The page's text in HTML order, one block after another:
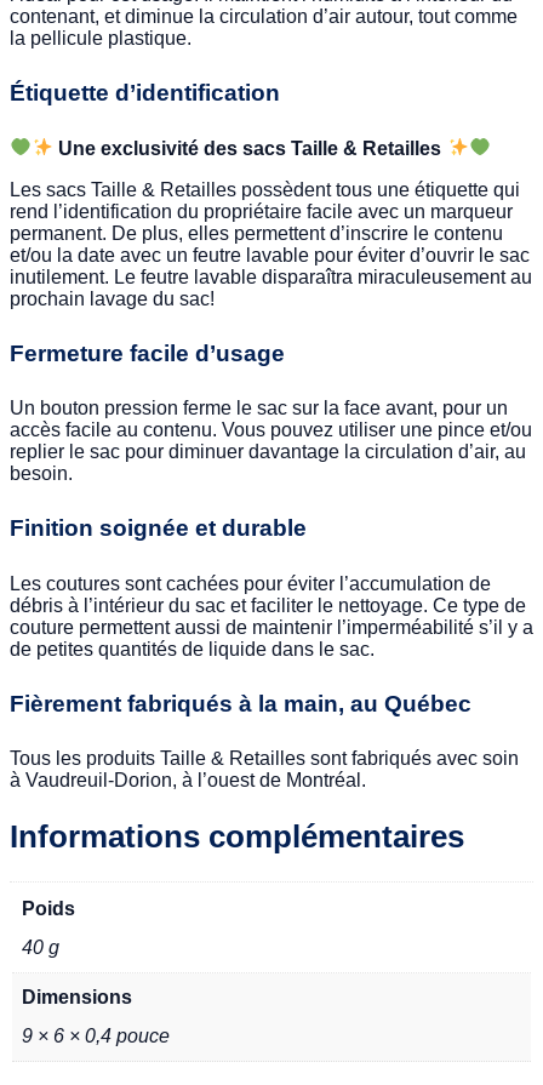
contenant, et diminue la circulation d’air autour, tout comme
la pellicule plastique.
Étiquette d’identification
Une exclusivité des sacs Taille & Retailles
Les sacs Taille & Retailles possèdent tous une étiquette qui
rend l’identification du propriétaire facile avec un marqueur
permanent. De plus, elles permettent d’inscrire le contenu
et/ou la date avec un feutre lavable pour éviter d’ouvrir le sac
inutilement. Le feutre lavable disparaîtra miraculeusement au
prochain lavage du sac!
Fermeture facile d’usage
Un bouton pression ferme le sac sur la face avant, pour un
accès facile au contenu. Vous pouvez utiliser une pince et/ou
replier le sac pour diminuer davantage la circulation d’air, au
besoin.
Finition soignée et durable
Les coutures sont cachées pour éviter l’accumulation de
débris à l’intérieur du sac et faciliter le nettoyage. Ce type de
couture permettent aussi de maintenir l’imperméabilité s’il y a
de petites quantités de liquide dans le sac.
Fièrement fabriqués à la main, au Québec
Tous les produits Taille & Retailles sont fabriqués avec soin
à Vaudreuil-Dorion, à l’ouest de Montréal.
Informations complémentaires
Poids
40 g
Dimensions
9 × 6 × 0,4 pouce